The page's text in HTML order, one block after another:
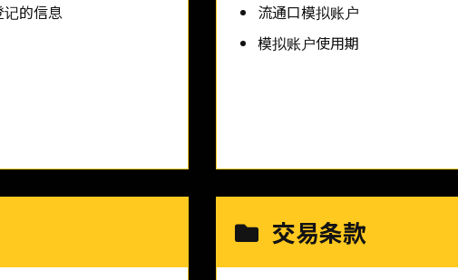
的信息
流通口模拟账户
模拟账户使用期
交易条款